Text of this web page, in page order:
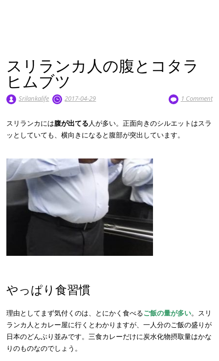
スリランカ人の腹とコタラ
ヒムブツ
Srilankalife 2017-04-29 1 Comment
スリランカには腹が出てる 人が多い。正面向きのシルエットはスラ
ッとしていても、横向きになると腹部が突出しています。
やっぱり食習慣
理由としてまず気付くのは、とにかく食べるご飯の量が多い。スリ
ランカ人とカレー屋に行くとわかりますが、一人分のご飯の盛りが
日本のどんぶり並みです。三食カレーだけに炭水化物摂取量はかな
りのものなのでしょう。